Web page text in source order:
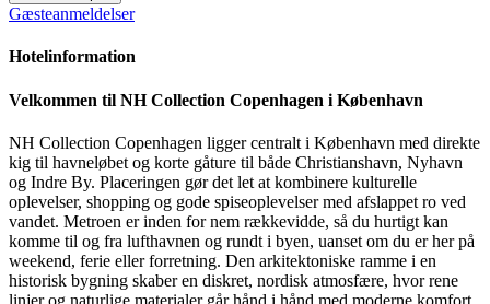
Gæsteanmeldelser
Hotelinformation
Velkommen til NH Collection Copenhagen i København
NH Collection Copenhagen ligger centralt i København med direkte
kig til havneløbet og korte gåture til både Christianshavn, Nyhavn
og Indre By. Placeringen gør det let at kombinere kulturelle
oplevelser, shopping og gode spiseoplevelser med afslappet ro ved
vandet. Metroen er inden for nem rækkevidde, så du hurtigt kan
komme til og fra lufthavnen og rundt i byen, uanset om du er her på
weekend, ferie eller forretning. Den arkitektoniske ramme i en
historisk bygning skaber en diskret, nordisk atmosfære, hvor rene
linjer og naturlige materialer går hånd i hånd med moderne komfort.